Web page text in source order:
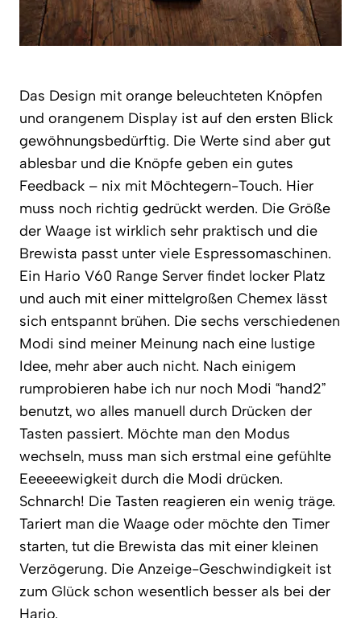
Das Design mit orange beleuchteten Knöpfen
und orangenem Display ist auf den ersten Blick
gewöhnungsbedürftig. Die Werte sind aber gut
ablesbar und die Knöpfe geben ein gutes
Feedback – nix mit Möchtegern-Touch. Hier
muss noch richtig gedrückt werden. Die Größe
der Waage ist wirklich sehr praktisch und die
Brewista passt unter viele Espressomaschinen.
Ein Hario V60 Range Server findet locker Platz
und auch mit einer mittelgroßen Chemex lässt
sich entspannt brühen. Die sechs verschiedenen
Modi sind meiner Meinung nach eine lustige
Idee, mehr aber auch nicht. Nach einigem
rumprobieren habe ich nur noch Modi “hand2”
benutzt, wo alles manuell durch Drücken der
Tasten passiert. Möchte man den Modus
wechseln, muss man sich erstmal eine gefühlte
Eeeeeewigkeit durch die Modi drücken.
Schnarch! Die Tasten reagieren ein wenig träge.
Tariert man die Waage oder möchte den Timer
starten, tut die Brewista das mit einer kleinen
Verzögerung. Die Anzeige-Geschwindigkeit ist
zum Glück schon wesentlich besser als bei der
Hario.